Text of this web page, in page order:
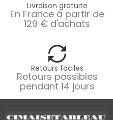
Livraison gratuite
En France à partir de
129 € d'achats
Retours faciles
Retours possibles
pendant 14 jours